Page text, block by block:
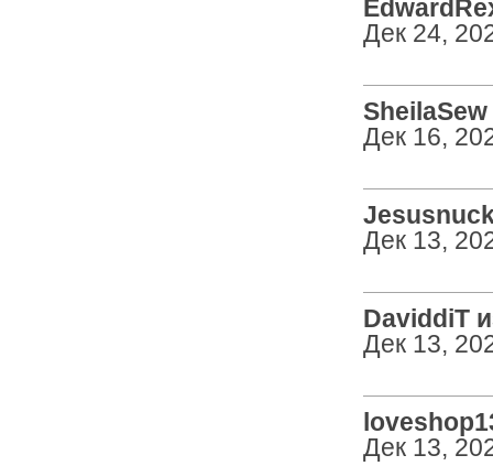
Дек 24,
SheilaSew
Дек 16,
Jesusnuck
Дек 13,
DaviddiT
Дек 13,
Дек 13,